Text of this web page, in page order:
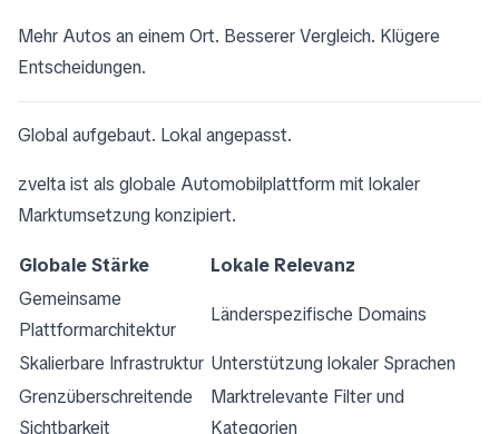
Mehr Autos an einem Ort. Besserer Vergleich. Klügere
Entscheidungen.
Global aufgebaut. Lokal angepasst.
zvelta ist als globale Automobilplattform mit lokaler
Marktumsetzung konzipiert.
Globale Stärke
Lokale Relevanz
Gemeinsame
Plattformarchitektur
Länderspezifische Domains
Skalierbare Infrastruktur Unterstützung lokaler Sprachen
Grenzüberschreitende
Sichtbarkeit
Marktrelevante Filter und
Kategorien